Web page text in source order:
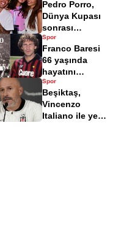
istifa bildirimi
Pedro Porro,
Dünya Kupası
sonrası
Antalya'da tatil
yapıyor
Spor
Franco Baresi
66 yaşında
hayatını
kaybetti
Spor
Beşiktaş,
Vincenzo
Italiano ile yeni